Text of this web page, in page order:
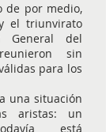
de por medio,
el triunvirato
General del
sin
para los
una situación
aristas: un
está